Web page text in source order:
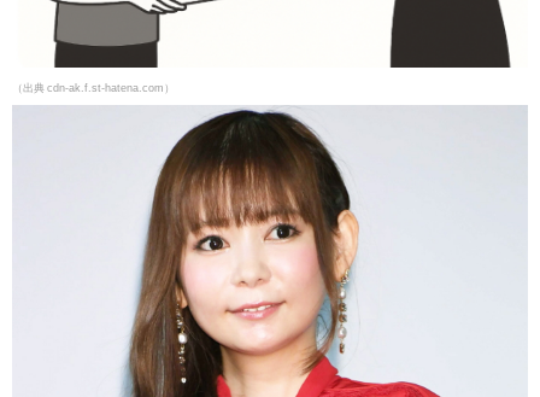
（出典 cdn-ak.f.st-hatena.com）